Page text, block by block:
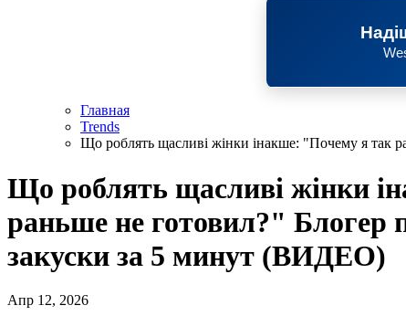
Главная
Trends
Що роблять щасливі жінки інакше: "Почему я так
Що роблять щасливі жінки
раньше не готовил?" Блогер
закуски за 5 минут (ВИДЕО)
Апр 12, 2026